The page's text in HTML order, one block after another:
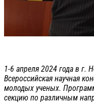
1-6 апреля 2024 года в г.
Всероссийская научная
молодых ученых.
секцию по различным